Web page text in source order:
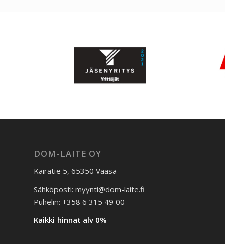
DOM-LAITE OY
Kairatie 5, 65350 Vaasa
Sähköposti: myynti@dom-laite.fi
Puhelin: +358 6 315 49 00
Kaikki hinnat alv 0%